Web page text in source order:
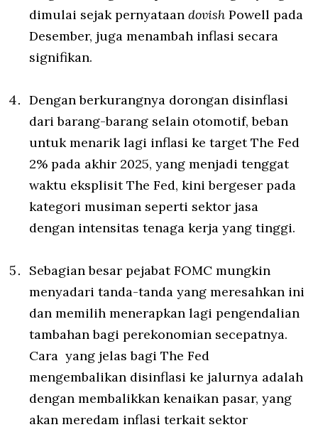
dimulai sejak pernyataan dovish Powell pada
Desember, juga menambah inflasi secara
signifikan.
Dengan berkurangnya dorongan disinflasi
dari barang-barang selain otomotif, beban
untuk menarik lagi inflasi ke target The Fed
2% pada akhir 2025, yang menjadi tenggat
waktu eksplisit The Fed, kini bergeser pada
kategori musiman seperti sektor jasa
dengan intensitas tenaga kerja yang tinggi.
Sebagian besar pejabat FOMC mungkin
menyadari tanda-tanda yang meresahkan ini
dan memilih menerapkan lagi pengendalian
tambahan bagi perekonomian secepatnya.
Cara yang jelas bagi The Fed
mengembalikan disinflasi ke jalurnya adalah
dengan membalikkan kenaikan pasar, yang
akan meredam inflasi terkait sektor